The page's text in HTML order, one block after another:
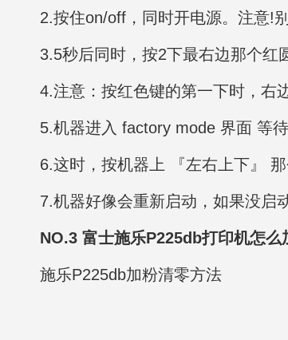
2.按住on/off，同时开电源。注意!
3.5秒后同时，按2下最右边那个红
4.注意：按红色键的第一下时，右
5.机器进入 factory mode 界面 等
6.这时，按机器上 『左右上下』
7.机器好像会重新启动，如果没启
NO.3 富士施乐P225db打印机怎么
施乐P225db加粉清零方法